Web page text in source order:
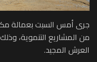
جرى أمس السبت بعمالة
العرش المجيد.